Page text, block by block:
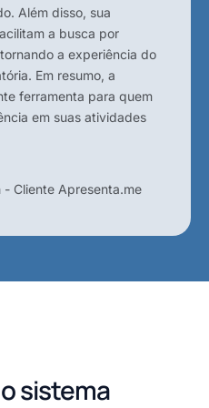
Além disso, sua
a busca por
a experiência do
Em resumo, a
ferramenta para quem
em suas atividades
- Cliente Apresenta.me
sistema